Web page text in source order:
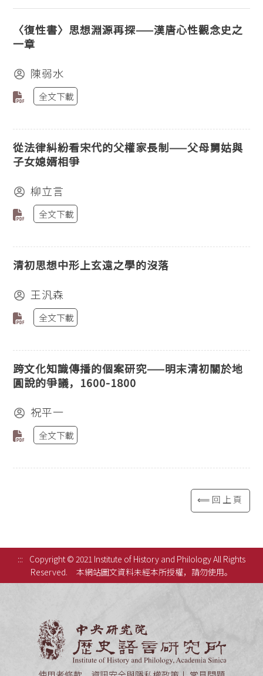
〈復性書〉思想淵源再探——漢唐心性觀念史之
一章
陳弱水
全文下載
從法律糾紛看宋代的父權家長制——父母舅姑與
子女媳婿相爭
柳立言
全文下載
清初思想中形上玄遠之學的沒落
王汎森
全文下載
跨文化知識傳播的個案研究——明末清初關於地
圓說的爭議，1600-1800
祝平一
全文下載
⟸回上頁
:::
Copyright © 2021 Institute of History and Philology All Rights
Reserved.
本網站圖文資料未經本所授權，請勿使用。